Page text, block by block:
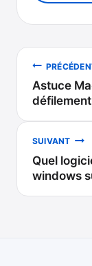
de
Astuce
défilement
SUIVANT
Quel
windows